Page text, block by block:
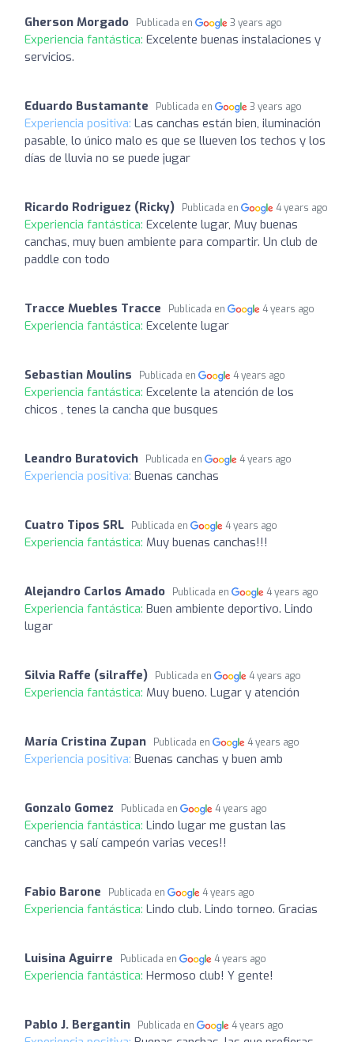
Gherson Morgado Publicada en 3 years ago
Experiencia fantástica: Excelente buenas instalaciones y
servicios.
Eduardo Bustamante Publicada en 3 years ago
Experiencia positiva: Las canchas están bien, iluminación
pasable, lo único malo es que se llueven los techos y los
días de lluvia no se puede jugar
Ricardo Rodriguez (Ricky) Publicada en 4 years ago
Experiencia fantástica: Excelente lugar, Muy buenas
canchas, muy buen ambiente para compartir. Un club de
paddle con todo
Tracce Muebles Tracce Publicada en 4 years ago
Experiencia fantástica: Excelente lugar
Sebastian Moulins Publicada en 4 years ago
Experiencia fantástica: Excelente la atención de los
chicos , tenes la cancha que busques
Leandro Buratovich Publicada en 4 years ago
Experiencia positiva: Buenas canchas
Cuatro Tipos SRL Publicada en 4 years ago
Experiencia fantástica: Muy buenas canchas!!!
Alejandro Carlos Amado Publicada en 4 years ago
Experiencia fantástica: Buen ambiente deportivo. Lindo
lugar
Silvia Raffe (silraffe) Publicada en 4 years ago
Experiencia fantástica: Muy bueno. Lugar y atención
María Cristina Zupan Publicada en 4 years ago
Experiencia positiva: Buenas canchas y buen amb
Gonzalo Gomez Publicada en 4 years ago
Experiencia fantástica: Lindo lugar me gustan las
canchas y salí campeón varias veces!!
Fabio Barone Publicada en 4 years ago
Experiencia fantástica: Lindo club. Lindo torneo. Gracias
Luisina Aguirre Publicada en 4 years ago
Experiencia fantástica: Hermoso club! Y gente!
Pablo J. Bergantin Publicada en 4 years ago